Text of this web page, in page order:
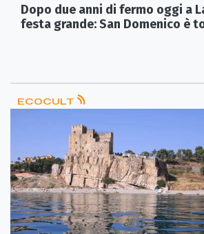
Dopo due anni di fermo oggi a
festa grande: San Domenico è
ECOCULT